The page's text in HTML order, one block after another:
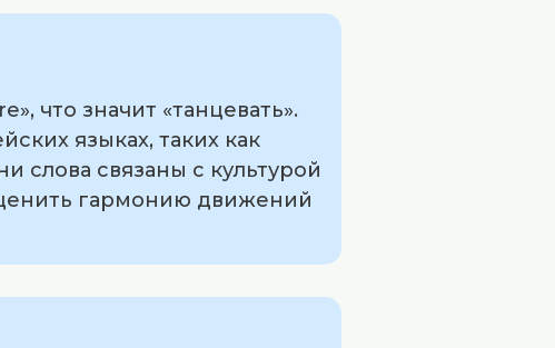
что значит «танцевать».
языках, таких как
слова связаны с культурой
гармонию движений